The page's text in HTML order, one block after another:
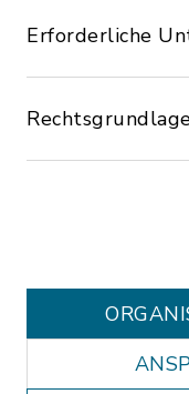
Erforderliche